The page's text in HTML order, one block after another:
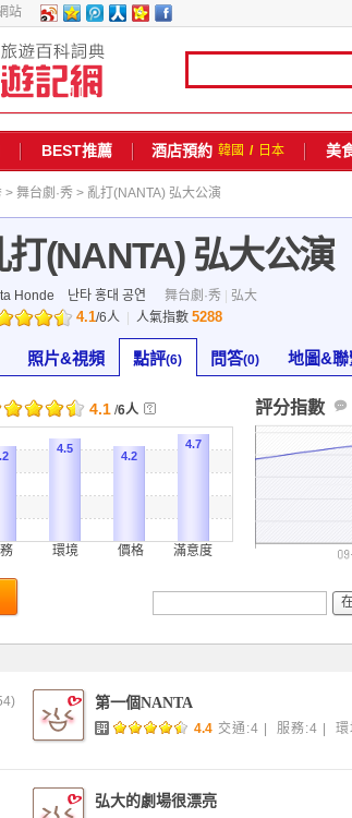
站
BEST推薦 酒店預約 韓國 / 日本 美
> 舞台劇·秀 > 亂打(NANTA) 弘大公演
打(NANTA) 弘大公演
Honde 난타 홍대 공연 舞台劇·秀 弘大
4.1/6人 人氣指數 5288
照片&視頻 點評(6) 問答(0) 地圖&
4.1 /6人
4.5
4.2
4.7
環境 價格 滿意度
評分指數
第一個NANTA
4.4 交通:4 | 服務:4 |
弘大的劇場很漂亮